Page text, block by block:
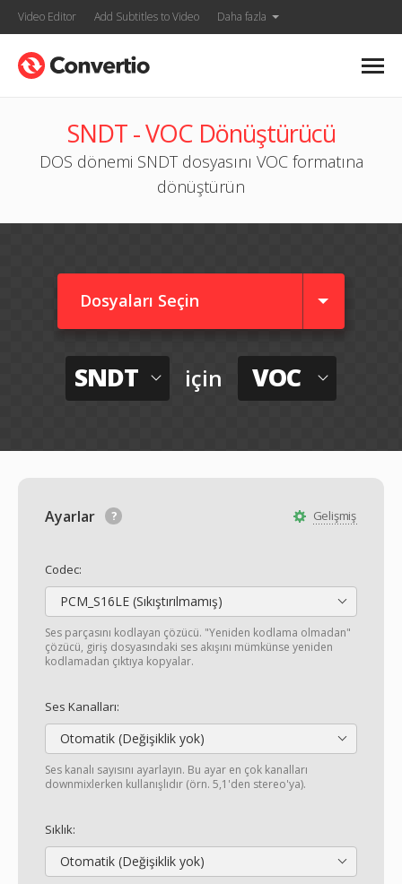
Video Editor Add Subtitles to Video Daha fazla
SNDT - VOC Dönüştürücü
DOS dönemi SNDT dosyasını VOC formatına
dönüştürün
Dosyaları Seçin
SNDT için VOC
Gelişmiş
Ayarlar
Codec:
PCM_S16LE (Sıkıştırılmamış)
Ses parçasını kodlayan çözücü. "Yeniden kodlama olmadan"
çözücü, giriş dosyasındaki ses akışını mümkünse yeniden
kodlamadan çıktıya kopyalar.
Ses Kanalları:
Otomatik (Değişiklik yok)
Ses kanalı sayısını ayarlayın. Bu ayar en çok kanalları
downmixlerken kullanışlıdır (örn. 5,1'den stereo'ya).
Sıklık:
Otomatik (Değişiklik yok)